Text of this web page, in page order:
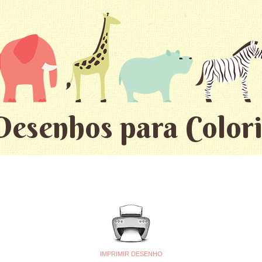
para
IMPRIMIR DESENHO